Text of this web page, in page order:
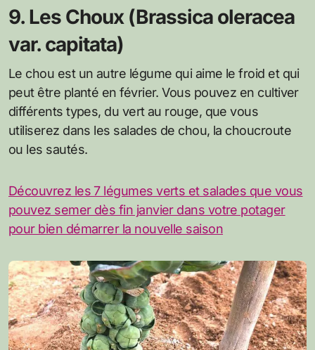
9. Les Choux (Brassica oleracea
var. capitata)
Le chou est un autre légume qui aime le froid et qui
peut être planté en février. Vous pouvez en cultiver
différents types, du vert au rouge, que vous
utiliserez dans les salades de chou, la choucroute
ou les sautés.
Découvrez les 7 légumes verts et salades que vous
pouvez semer dès fin janvier dans votre potager
pour bien démarrer la nouvelle saison